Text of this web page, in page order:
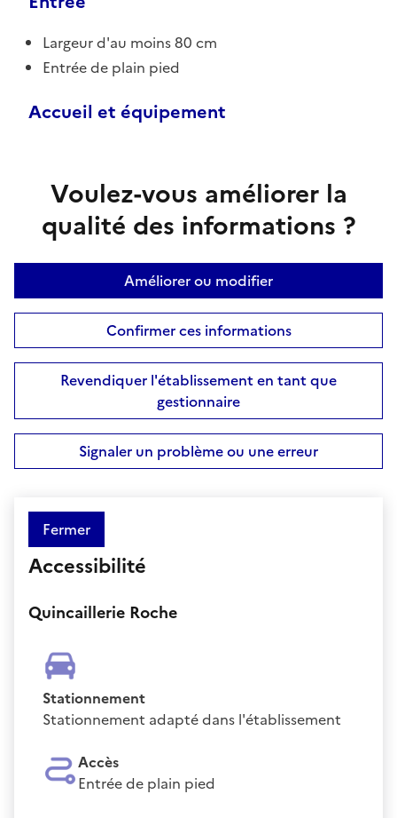
Largeur d'au moins 80 cm
Entrée de plain pied
Accueil et équipement
Voulez-vous améliorer la
qualité des informations ?
Améliorer ou modifier
Confirmer ces informations
Revendiquer l'établissement en tant que
gestionnaire
Signaler un problème ou une erreur
Fermer
Accessibilité
Quincaillerie Roche
Stationnement
Stationnement adapté dans l'établissement
Accès
Entrée de plain pied